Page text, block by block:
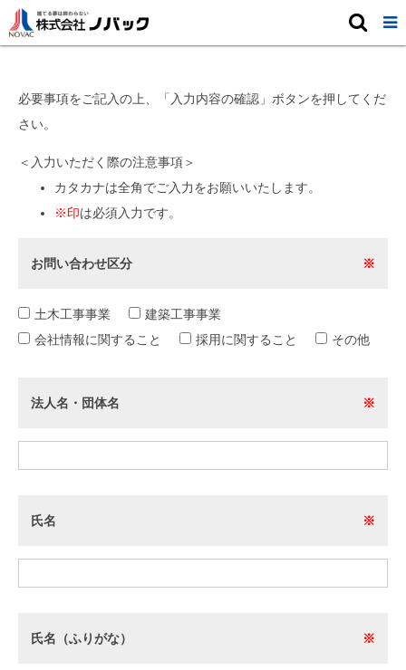

お問い合わせ
必要事項をご記入の上、「入力内容の確認」ボタンを押してくだ
さい。
＜入力いただく際の注意事項＞
カタカナは全角でご入力をお願いいたします。
※印は必須入力です。
お問い合わせ区分 ※
土木工事事業
建築工事事業
会社情報に関すること
採用に関すること その他
法人名・団体名 ※
氏名 ※
氏名（ふりがな） ※